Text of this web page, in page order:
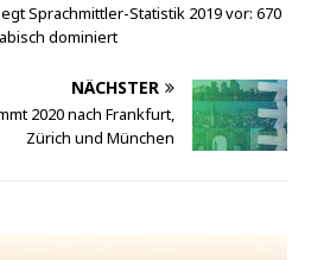
Sprachmittler-Statistik 2019 vor: 670
dominiert
NÄCHSTER
2020 nach Frankfurt,
Zürich und München